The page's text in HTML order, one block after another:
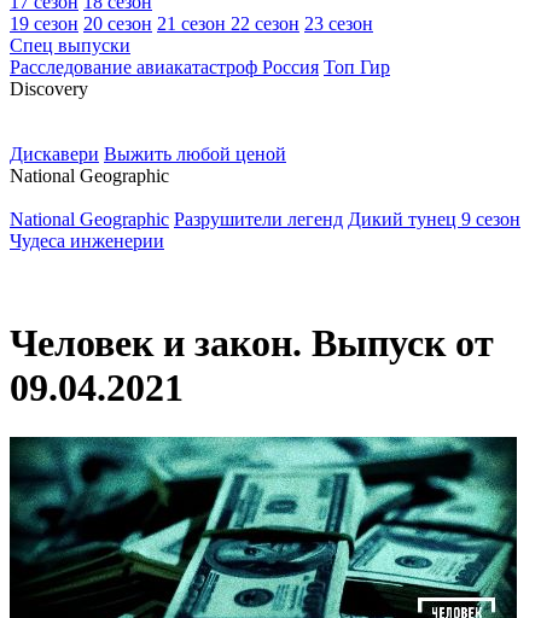
19 сезон 20 сезон 21 сезон 22 сезон 23 сезон
Спец выпуски
Расследование авиакатастроф Россия Топ Гир
Discovery
Дискавери Выжить любой ценой
National Geographic
National Geographic Разрушители легенд Дикий тунец 9 сезон
Чудеса инженерии
Человек и закон. Выпуск от
09.04.2021